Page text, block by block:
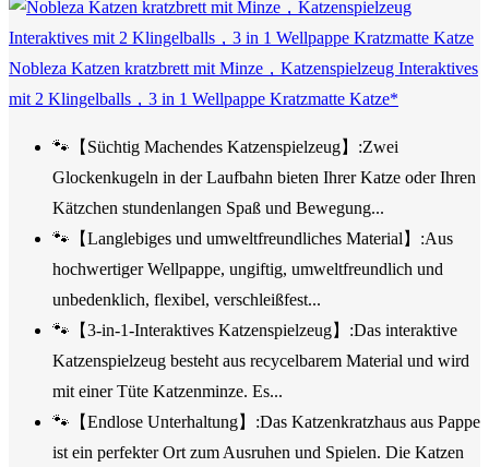
Nobleza Katzen kratzbrett mit Minze，Katzenspielzeug Interaktives
mit 2 Klingelballs，3 in 1 Wellpappe Kratzmatte Katze*
🐾【Süchtig Machendes Katzenspielzeug】:Zwei
Glockenkugeln in der Laufbahn bieten Ihrer Katze oder Ihren
Kätzchen stundenlangen Spaß und Bewegung...
🐾【Langlebiges und umweltfreundliches Material】:Aus
hochwertiger Wellpappe, ungiftig, umweltfreundlich und
unbedenklich, flexibel, verschleißfest...
🐾【3-in-1-Interaktives Katzenspielzeug】:Das interaktive
Katzenspielzeug besteht aus recycelbarem Material und wird
mit einer Tüte Katzenminze. Es...
🐾【Endlose Unterhaltung】:Das Katzenkratzhaus aus Pappe
ist ein perfekter Ort zum Ausruhen und Spielen. Die Katzen